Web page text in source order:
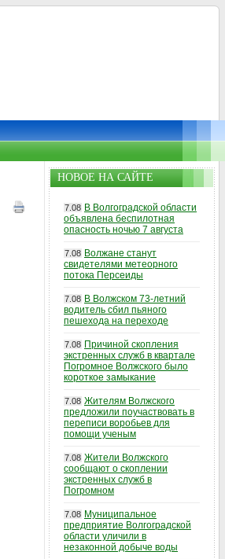
НОВОЕ НА САЙТЕ
7.08 В Волгоградской области
объявлена беспилотная
опасность ночью 7 августа
7.08 Волжане станут
свидетелями метеорного
потока Персеиды
7.08 В Волжском 73-летний
водитель сбил пьяного
пешехода на переходе
7.08 Причиной скопления
экстренных служб в квартале
Погромное Волжского было
короткое замыкание
7.08 Жителям Волжского
предложили поучаствовать в
переписи воробьев для
помощи ученым
7.08 Жители Волжского
сообщают о скоплении
экстренных служб в
Погромном
7.08 Муниципальное
предприятие Волгоградской
области уличили в
незаконной добыче воды